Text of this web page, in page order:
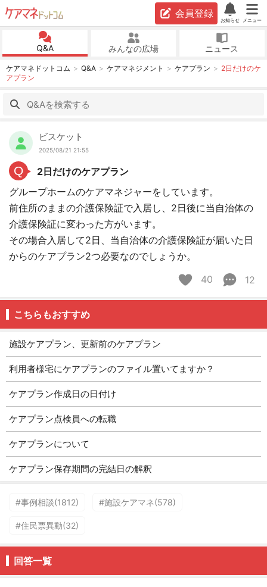
会員登録
お知らせ メニュー
Q&A みんなの広場 ニュース
ケアマネドットコム Q&A ケアマネジメント ケアプラン
2日だけのケ
アプラン
ビスケット
2025/08/21 21:55
Q
2日だけのケアプラン
グループホームのケアマネジャーをしています。
前住所のままの介護保険証で入居し、2日後に当自治体の
介護保険証に変わった方がいます。
その場合入居して2日、当自治体の介護保険証が届いた日
からのケアプラン2つ必要なのでしょうか。
40
12
こちらもおすすめ
施設ケアプラン、更新前のケアプラン
利用者様宅にケアプランのファイル置いてますか？
ケアプラン作成日の日付け
ケアプラン点検員への転職
ケアプランについて
ケアプラン保存期間の完結日の解釈
#事例相談(1812) #施設ケアマネ(578)
#住民票異動(32)
回答一覧